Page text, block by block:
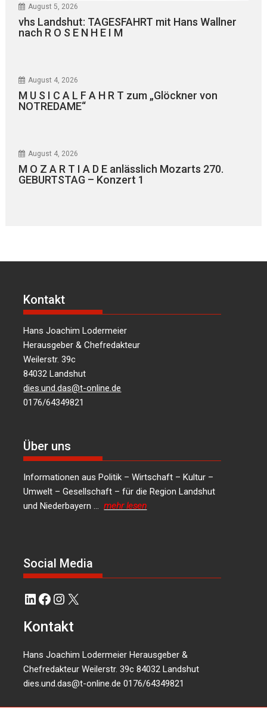
August 5, 2026
vhs Landshut: TAGESFAHRT mit Hans Wallner
nach R O S E N H E I M
August 4, 2026
M U S I C A L F A H R T zum „Glöckner von
NOTREDAME“
August 4, 2026
M O Z A R T I A D E anlässlich Mozarts 270.
GEBURTSTAG – Konzert 1
Kontakt
Hans Joachim Lodermeier
Herausgeber & Chefredakteur
Weilerstr. 39c
84032 Landshut
dies.und.das@t-online.de
0176/64349821
Über uns
Informationen aus Politik – Wirtschaft – Kultur –
Umwelt – Gesellschaft – für die Region Landshut
und Niederbayern …mehr lesen
Social Media
LinkedIn
Facebook
Instagram
X
Kontakt
Hans Joachim Lodermeier Herausgeber &
Chefredakteur Weilerstr. 39c 84032 Landshut
dies.und.das@t-online.de 0176/64349821